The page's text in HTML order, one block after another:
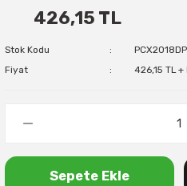
426,15 TL
Stok Kodu
Fiyat
426,15 TL +
Sepete Ekle